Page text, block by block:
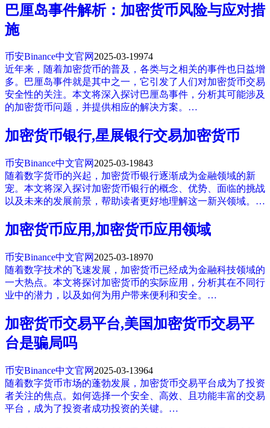
巴厘岛事件解析：加密货币风险与应对措
施
币安Binance中文官网2025-03-19974
近年来，随着加密货币的普及，各类与之相关的事件也日益增
多。巴厘岛事件就是其中之一，它引发了人们对加密货币交易
安全性的关注。本文将深入探讨巴厘岛事件，分析其可能涉及
的加密货币问题，并提供相应的解决方案。…
加密货币银行,星展银行交易加密货币
币安Binance中文官网 2025-03-19843
随着数字货币的兴起，加密货币银行逐渐成为金融领域的新
宠。本文将深入探讨加密货币银行的概念、优势、面临的挑战
以及未来的发展前景，帮助读者更好地理解这一新兴领域。…
加密货币应用,加密货币应用领域
币安Binance中文官网 2025-03-18970
随着数字技术的飞速发展，加密货币已经成为金融科技领域的
一大热点。本文将探讨加密货币的实际应用，分析其在不同行
业中的潜力，以及如何为用户带来便利和安全。…
加密货币交易平台,美国加密货币交易平
台是骗局吗
币安Binance中文官网 2025-03-13964
随着数字货币市场的蓬勃发展，加密货币交易平台成为了投资
者关注的焦点。如何选择一个安全、高效、且功能丰富的交易
平台，成为了投资者成功投资的关键。…